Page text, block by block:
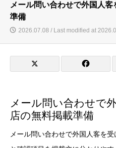
メール問い合わせで外国人
準備
2026.07.08 / Last modified at
メール問い合わせで
店の無料掲載準備
メール問い合わせで外国人客を